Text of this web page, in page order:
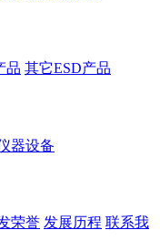
品 其它ESD产品
器设备
荣誉 发展历程 联系我